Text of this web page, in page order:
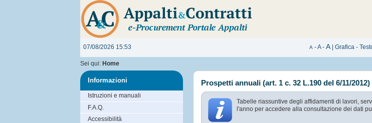
07/08/2026 15:53 A -A - A Grafica -
Sei qui: Home
Prospetti annuali (art. 1 c. 32 L.190 del 6/11/2012)
Tabelle riassuntive degli affidamenti di lavori,
l'anno per accedere alla consultazione dei dati
Informazioni
Istruzioni e manuali
F.A.Q.
Accessibilità